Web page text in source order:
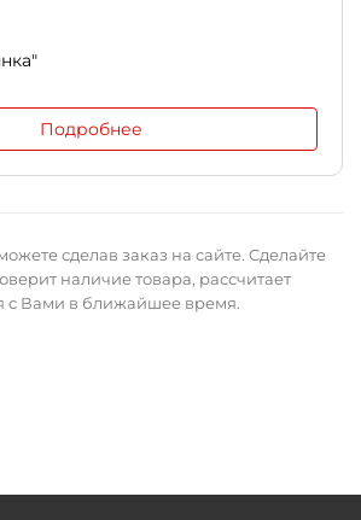
Подробнее
сделав заказ на сайте. Сделайте
наличие товара, рассчитает
с Вами в ближайшее время.